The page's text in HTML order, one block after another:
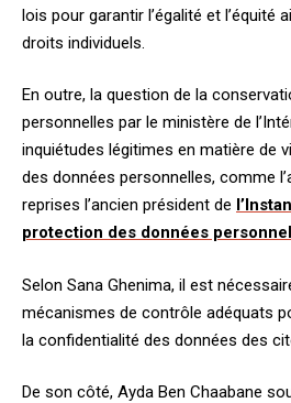
lois pour garantir l’égalité et l’équité
droits individuels.
En outre, la question de la
personnelles par le ministère de
inquiétudes légitimes en matière de
des données personnelles, comme
reprises l’ancien président de
protection des données
Selon Sana Ghenima, il est
mécanismes de contrôle adéquats
la confidentialité des données des
De son côté, Ayda Ben Chaabane